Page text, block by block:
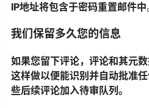
IP地址将包含于密码重置邮件中
我们保留多久您的信息
如果您留下评论，评论和其元
这样做以便能识别并自动批准
些后续评论加入待审队列。